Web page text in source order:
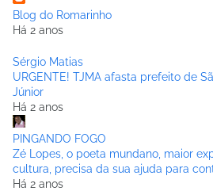
Blog do Romarinho
Há 2 anos
Sérgio Matias
URGENTE! TJMA afasta prefeito de
Júnior
Há 2 anos
PINGANDO FOGO
Zé Lopes, o poeta mundano, maior
cultura, precisa da sua ajuda para
Há 2 anos